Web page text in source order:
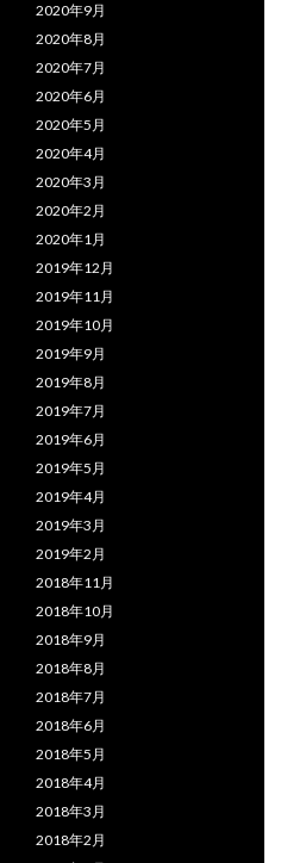
2020年9月
2020年8月
2020年7月
2020年6月
2020年5月
2020年4月
2020年3月
2020年2月
2020年1月
2019年12月
2019年11月
2019年10月
2019年9月
2019年8月
2019年7月
2019年6月
2019年5月
2019年4月
2019年3月
2019年2月
2018年11月
2018年10月
2018年9月
2018年8月
2018年7月
2018年6月
2018年5月
2018年4月
2018年3月
2018年2月